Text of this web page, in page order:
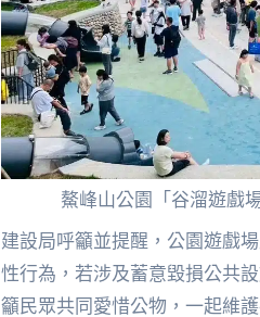
鰲峰山公園「谷溜遊戲
建設局呼籲並提醒，公園遊戲
性行為，若涉及蓄意毀損公共
籲民眾共同愛惜公物，一起維